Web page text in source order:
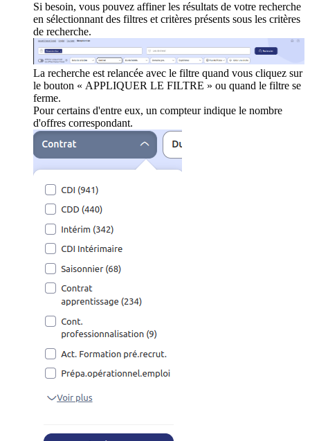
Si besoin, vous pouvez affiner les résultats de votre recherche
en sélectionnant des filtres et critères présents sous les critères
de recherche.
La recherche est relancée avec le filtre quand vous cliquez sur
le bouton « APPLIQUER LE FILTRE » ou quand le filtre se
ferme.
Pour certains d'entre eux, un compteur indique le nombre
d'offres correspondant.